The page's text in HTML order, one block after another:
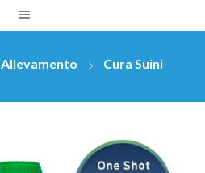
Allevamento Cura Suini